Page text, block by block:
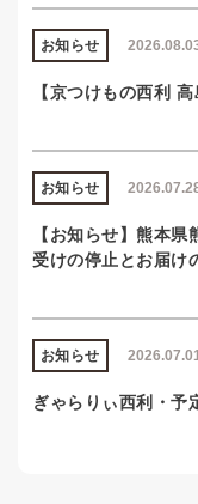
お知らせ
【京つけもの西利
お知らせ
【お知らせ】熊本
受けの停止とお届け
お知らせ
ぎゃらりぃ西利・予